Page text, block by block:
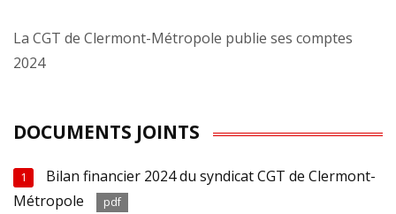
La CGT de Clermont-Métropole publie ses comptes
2024
DOCUMENTS JOINTS
1
Bilan financier 2024 du syndicat CGT de Clermont-
Métropole
pdf